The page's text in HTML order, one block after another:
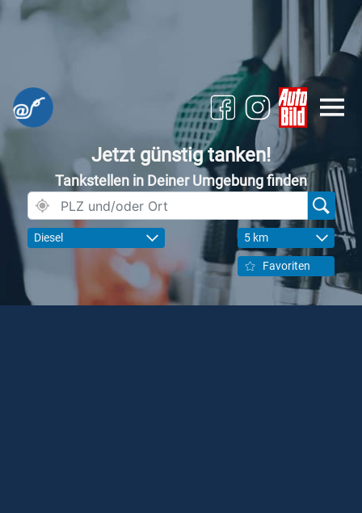
Jetzt günstig tanken!
Tankstellen in Deiner Umgebung finden
Diesel 5 km
Favoriten